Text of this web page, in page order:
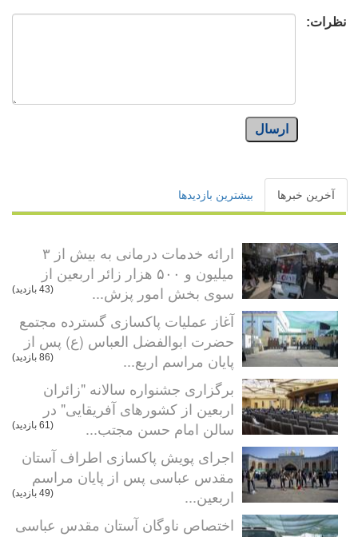
نظرات:
ارسال
آخرین خبرها بیشترین بازدیدها
ارائه خدمات درمانی به بیش از ۳
میلیون و ۵۰۰ هزار زائر اربعین از
سوی بخش امور پزش...
(43 بازدید)
آغاز عملیات پاکسازی گسترده مجتمع
حضرت ابوالفضل العباس (ع) پس از
پایان مراسم اربع...
(86 بازدید)
برگزاری جشنواره سالانه "زائران
اربعین از کشورهای آفریقایی" در
سالن امام حسن مجتب...
(61 بازدید)
اجرای پویش پاکسازی اطراف آستان
مقدس عباسی پس از پایان مراسم
اربعین...
(49 بازدید)
اختصاص ناوگان آستان مقدس عباسی